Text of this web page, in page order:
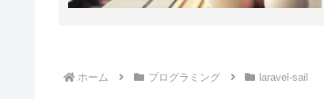
ホーム プログラミング laravel-sail